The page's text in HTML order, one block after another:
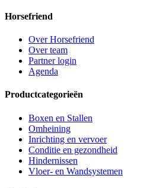
Horsefriend
Over Horsefriend
Over team
Partner login
Agenda
Productcategorieën
Boxen en Stallen
Omheining
Inrichting en vervoer
Conditie en gezondheid
Hindernissen
Vloer- en Wandsystemen